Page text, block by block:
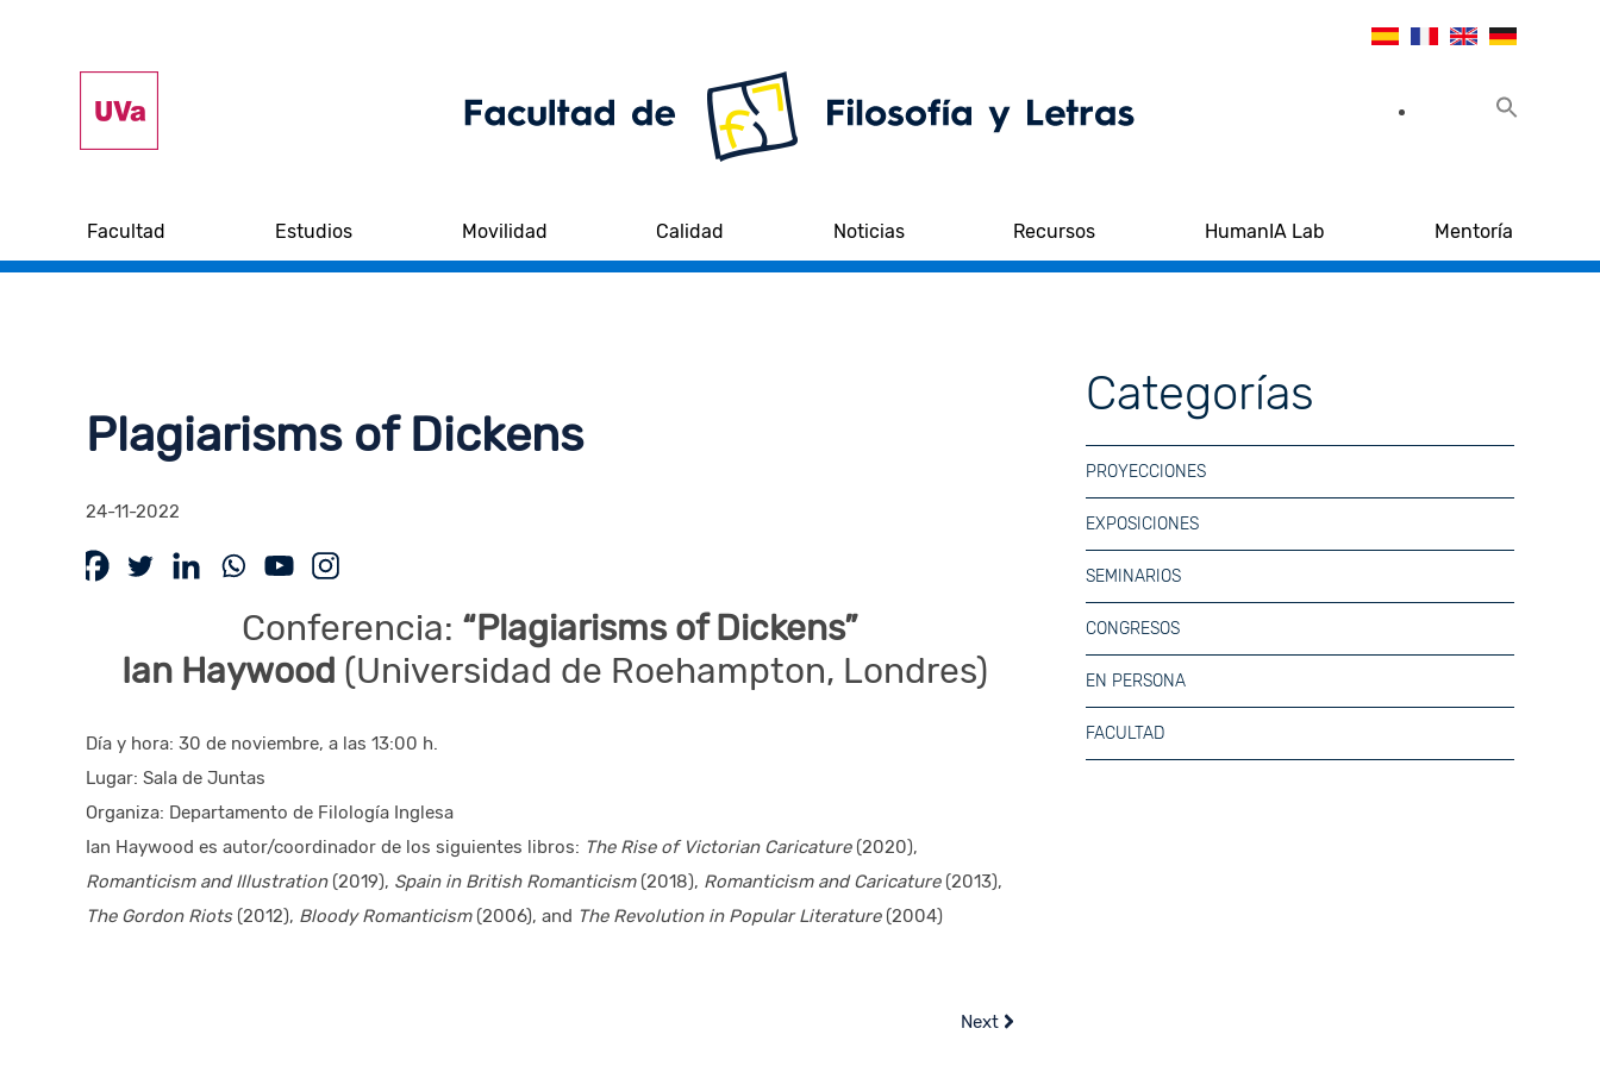
Facultad Estudios Movilidad Calidad Noticias Recursos HumanIA Lab Mentoría
Plagiarisms of Dickens
24-11-2022
Conferencia: “Plagiarisms of Dickens”
Ian Haywood (Universidad de Roehampton, Londres)
Día y hora: 30 de noviembre, a las 13:00 h.
Lugar: Sala de Juntas
Organiza: Departamento de Filología Inglesa
Ian Haywood es autor/coordinador de los siguientes libros: The Rise of Victorian Caricature (2020),
Romanticism and Illustration (2019), Spain in British Romanticism (2018), Romanticism and Caricature(2013),
The Gordon Riots (2012), Bloody Romanticism(2006), and The Revolution in Popular Literature (2004)
Categorías
PROYECCIONES
EXPOSICIONES
SEMINARIOS
CONGRESOS
EN PERSONA
FACULTAD
Next